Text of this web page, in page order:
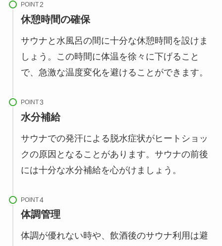
POINT
休憩時間の確保
サウナと水風呂の間に十分な休憩時間を設けま
しょう。この時間に体温を徐々に下げること
で、急激な温度変化を避けることができます。
POINT
水分補給
サウナでの発汗による脱水症状がヒートショッ
クの原因となることがあります。サウナの前後
には十分な水分補給を心がけましょう。
POINT
体調管理
体調が優れない時や、飲酒後のサウナ利用は避